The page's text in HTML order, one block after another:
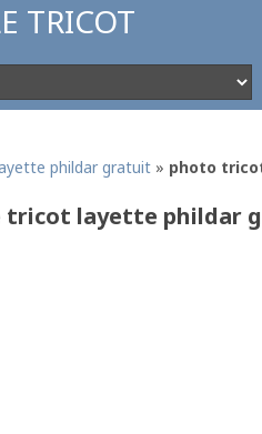
TRICOT
phildar gratuit» photo
tricot layette phildar